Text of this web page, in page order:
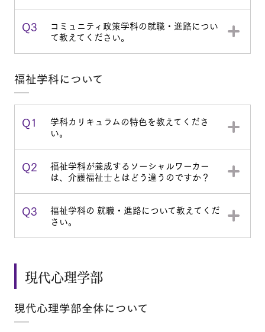
Q3 コミュニティ政策学科の就職・進路につい
て教えてください。
福祉学科について
Q1 学科カリキュラムの特色を教えてくださ
い。
Q2 福祉学科が養成するソーシャルワーカー
は、介護福祉士とはどう違うのですか？
Q3 福祉学科の 就職・進路について教えてくだ
さい。
現代心理学部
現代心理学部全体について